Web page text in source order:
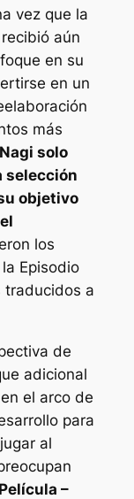
vez que la
aún
en su
en un
más
Nagi solo
selección
objetivo
los
Episodio
traducidos a
de
adicional
el arco de
para
al
–